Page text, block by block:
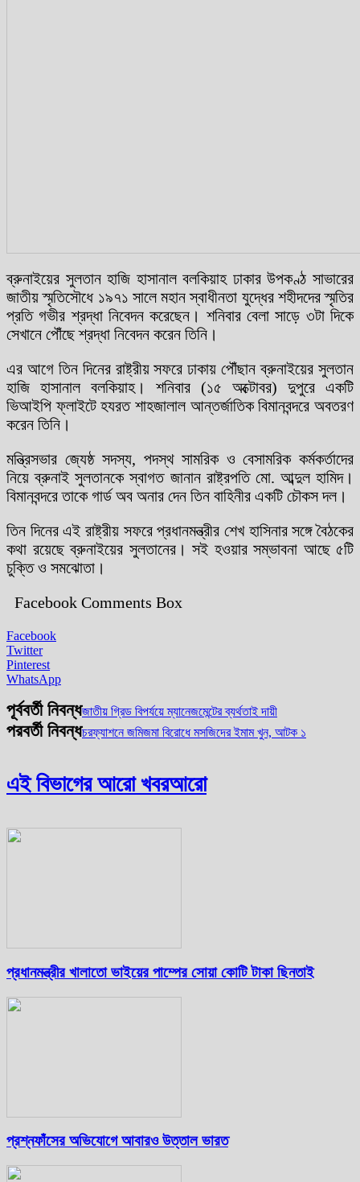
ব্রুনাইয়ের সুলতান হাজি হাসানাল বলকিয়াহ ঢাকার উপকণ্ঠ সাভারের
জাতীয় স্মৃতিসৌধে ১৯৭১ সালে মহান স্বাধীনতা যুদ্ধের শহীদদের স্মৃতির
প্রতি গভীর শ্রদ্ধা নিবেদন করেছেন। শনিবার বেলা সাড়ে ৩টা দিকে
সেখানে পৌঁছে শ্রদ্ধা নিবেদন করেন তিনি।
এর আগে তিন দিনের রাষ্ট্রীয় সফরে ঢাকায় পৌঁছান ব্রুনাইয়ের সুলতান
হাজি হাসানাল বলকিয়াহ। শনিবার (১৫ অক্টোবর) দুপুরে একটি
ভিআইপি ফ্লাইটে হযরত শাহজালাল আন্তর্জাতিক বিমানবন্দরে অবতরণ
করেন তিনি।
মন্ত্রিসভার জ্যেষ্ঠ সদস্য, পদস্থ সামরিক ও বেসামরিক কর্মকর্তাদের
নিয়ে ব্রুনাই সুলতানকে স্বাগত জানান রাষ্ট্রপতি মো. আব্দুল হামিদ।
বিমানবন্দরে তাকে গার্ড অব অনার দেন তিন বাহিনীর একটি চৌকস দল।
তিন দিনের এই রাষ্ট্রীয় সফরে প্রধানমন্ত্রীর শেখ হাসিনার সঙ্গে বৈঠকের
কথা রয়েছে ব্রুনাইয়ের সুলতানের। সই হওয়ার সম্ভাবনা আছে ৫টি
চুক্তি ও সমঝোতা।
Facebook Comments Box
Facebook
Twitter
Pinterest
WhatsApp
পূর্ববর্তী নিবন্ধজাতীয় গ্রিড বিপর্যয়ে ম্যানেজমেন্টের ব্যর্থতাই দায়ী
পরবর্তী নিবন্ধচরফ্যাশনে জমিজমা বিরোধে মসজিদের ইমাম খুন, আটক ১
এই বিভাগের আরো খবরআরো
প্রধানমন্ত্রীর খালাতো ভাইয়ের পাম্পের সোয়া কোটি টাকা ছিনতাই
প্রশ্নফাঁসের অভিযোগে আবারও উত্তাল ভারত